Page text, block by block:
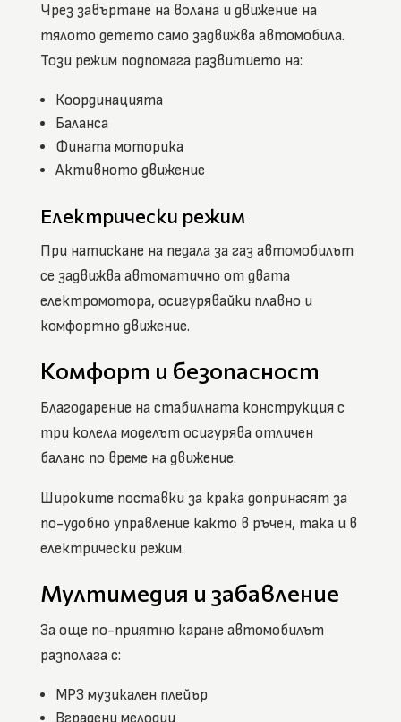
Чрез завъртане на волана и движение на
тялото детето само задвижва автомобила.
Този режим подпомага развитието на:
Координацията
Баланса
Фината моторика
Активното движение
Електрически режим
При натискане на педала за газ автомобилът
се задвижва автоматично от двата
електромотора, осигурявайки плавно и
комфортно движение.
Комфорт и безопасност
Благодарение на стабилната конструкция с
три колела моделът осигурява отличен
баланс по време на движение.
Широките поставки за крака допринасят за
по-удобно управление както в ръчен, така и в
електрически режим.
Мултимедия и забавление
За още по-приятно каране автомобилът
разполага с:
MP3 музикален плейър
Вградени мелодии